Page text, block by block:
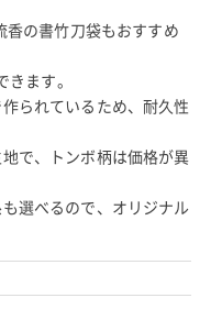
の書竹刀袋もおすすめ
ます。
られているため、耐久性
で、トンボ柄は価格が異
選べるので、オリジナル